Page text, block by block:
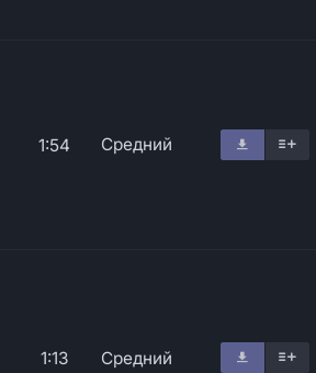
1:54 Средний
1:13 Средний